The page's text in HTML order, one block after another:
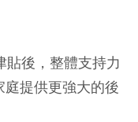
後，整體支持力
提供更強大的後